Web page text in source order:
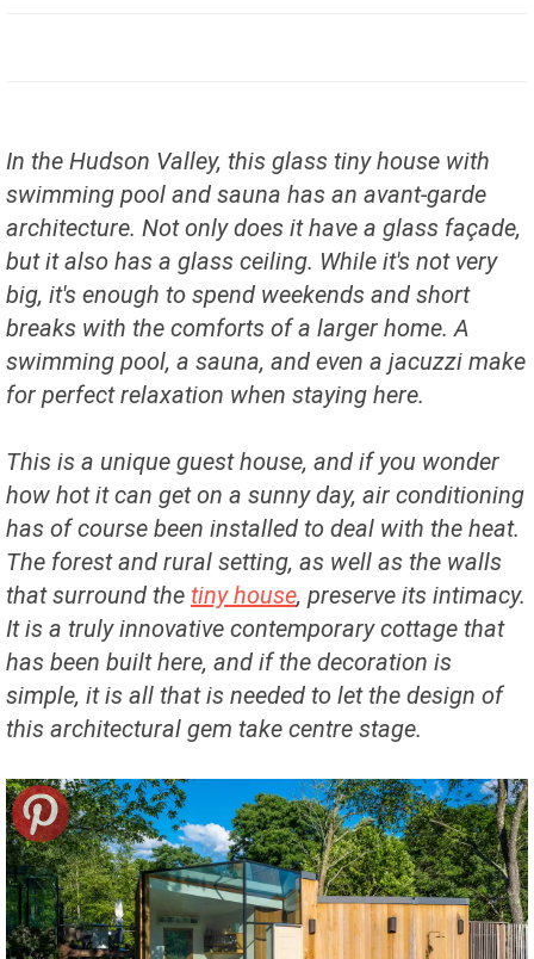
In the Hudson Valley, this glass tiny house with
swimming pool and sauna has an avant-garde
architecture. Not only does it have a glass façade,
but it also has a glass ceiling. While it's not very
big, it's enough to spend weekends and short
breaks with the comforts of a larger home. A
swimming pool, a sauna, and even a jacuzzi make
for perfect relaxation when staying here.
This is a unique guest house, and if you wonder
how hot it can get on a sunny day, air conditioning
has of course been installed to deal with the heat.
The forest and rural setting, as well as the walls
that surround the tiny house, preserve its intimacy.
It is a truly innovative contemporary cottage that
has been built here, and if the decoration is
simple, it is all that is needed to let the design of
this architectural gem take centre stage.